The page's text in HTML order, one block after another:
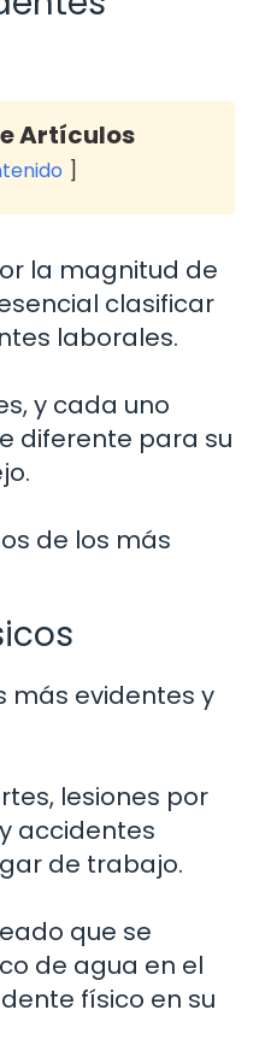
Artículos
la magnitud de
clasificar
laborales.
y cada uno
diferente para su
de los más
más evidentes y
lesiones por
accidentes
de trabajo.
que se
de agua en el
físico en su